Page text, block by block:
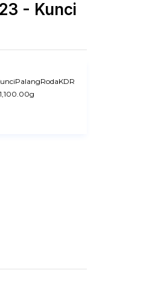
- Kunci
1,100.00g